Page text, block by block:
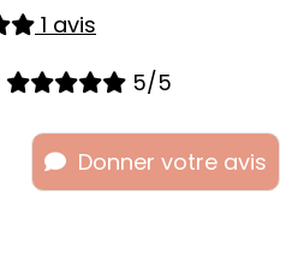
1 avis
5/5
Donner votre avis